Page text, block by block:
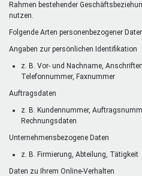
Rahmen bestehender
nutzen.
Folgende Arten personenbezogener
Angaben zur persönlichen Identifikation
z. B. Vor- und Nachname,
Telefonnummer, Faxnummer
Auftragsdaten
z. B. Kundennummer,
Rechnungsdaten
Unternehmensbezogene Daten
z. B. Firmierung, Abteilung, Tätigkeit
Daten zu Ihrem Online-Verhalten